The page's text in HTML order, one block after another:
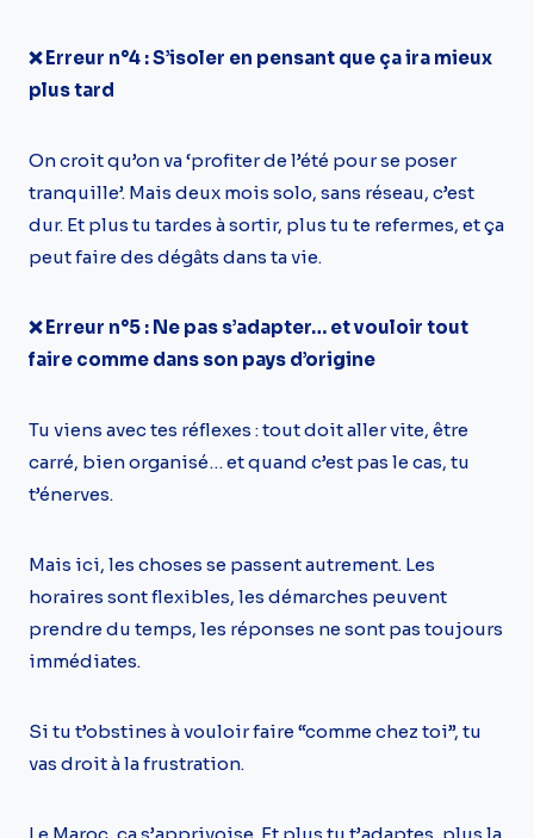
❌ Erreur n°4 : S’isoler en pensant que ça ira mieux
plus tard
On croit qu’on va ‘profiter de l’été pour se poser
tranquille’. Mais deux mois solo, sans réseau, c’est
dur. Et plus tu tardes à sortir, plus tu te refermes, et ça
peut faire des dégâts dans ta vie.
❌ Erreur n°5 : Ne pas s’adapter… et vouloir tout
faire comme dans son pays d’origine
Tu viens avec tes réflexes : tout doit aller vite, être
carré, bien organisé… et quand c’est pas le cas, tu
t’énerves.
Mais ici, les choses se passent autrement. Les
horaires sont flexibles, les démarches peuvent
prendre du temps, les réponses ne sont pas toujours
immédiates.
Si tu t’obstines à vouloir faire “comme chez toi”, tu
vas droit à la frustration.